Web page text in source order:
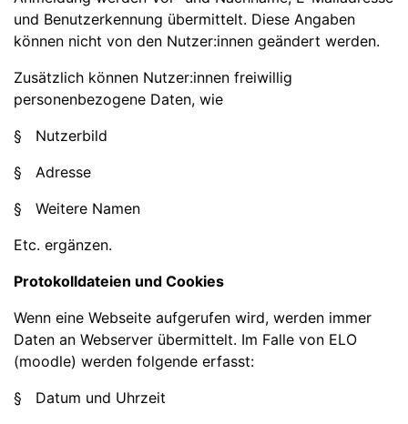
und Benutzerkennung übermittelt. Diese Angaben
können nicht von den Nutzer:innen geändert werden.
Zusätzlich können Nutzer:innen freiwillig
personenbezogene Daten, wie
§ Nutzerbild
§ Adresse
§ Weitere Namen
Etc. ergänzen.
Protokolldateien und Cookies
Wenn eine Webseite aufgerufen wird, werden immer
Daten an Webserver übermittelt. Im Falle von ELO
(moodle) werden folgende erfasst:
§ Datum und Uhrzeit